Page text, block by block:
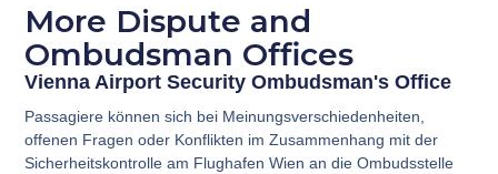
More Dispute and
Ombudsman Offices
Vienna Airport Security Ombudsman's Office
Passagiere können sich bei Meinungsverschiedenheiten,
offenen Fragen oder Konflikten im Zusammenhang mit der
Sicherheitskontrolle am Flughafen Wien an die Ombudsstelle